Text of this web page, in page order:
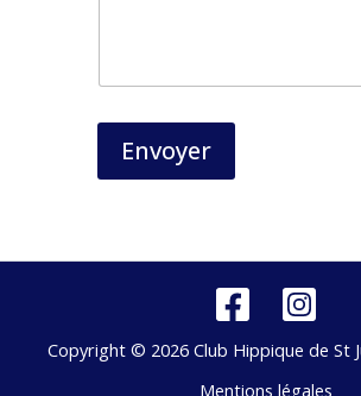
Envoyer
Copyright © 2026 Club Hippique de St
Mentions légales